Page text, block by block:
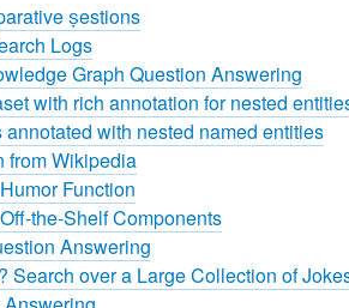
estions
Logs
Graph Question Answering
with rich annotation for nested
with nested named entities
from Wikipedia
Function
the-Shelf Components
Answering
Search over a Large Collection of